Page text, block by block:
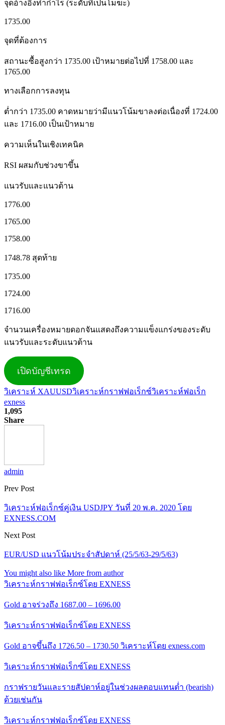
จุดอ้างอิงทำกำไร (ระดับที่เป็นโมฆะ)
1735.00
จุดที่ต้องการ
สถานะซื้อสูงกว่า 1735.00 เป้าหมายต่อไปที่ 1758.00 และ
1765.00
ทางเลือกการลงทุน
ต่ำกว่า 1735.00 คาดหมายว่ามีแนวโน้มขาลงต่อเนื่องที่ 1724.00
และ 1716.00 เป็นเป้าหมาย
ความเห็นในเชิงเทคนิค
RSI ผสมกับช่วงขาขึ้น
แนวรับและแนวต้าน
1776.00
1765.00
1758.00
1748.78 สุดท้าย
1735.00
1724.00
1716.00
จำนวนเครื่องหมายดอกจันแสดงถึงความแข็งแกร่งของระดับ
แนวรับและระดับแนวต้าน
เปิดบัญชีเทรด
วิเคราะห์ XAUUSDวิเคราะห์กราฟฟอเร็กซ์วิเคราะห์ฟอเร็ก
exness
1,095
Share
admin
Prev Post
วิเคราะห์ฟอเร็กซ์คู่เงิน USDJPY วันที่ 20 พ.ค. 2020 โดย
EXNESS.COM
Next Post
EUR/USD แนวโน้มประจำสัปดาห์ (25/5/63-29/5/63)
You might also like More from author
วิเคราะห์กราฟฟอเร็กซ์โดย EXNESS
Gold อาจร่วงถึง 1687.00 – 1696.00
วิเคราะห์กราฟฟอเร็กซ์โดย EXNESS
Gold อาจขึ้นถึง 1726.50 – 1730.50 วิเคราะห์โดย exness.com
วิเคราะห์กราฟฟอเร็กซ์โดย EXNESS
กราฟรายวันและรายสัปดาห์อยู่ในช่วงผลตอบแทนต่ำ (bearish)
ด้วยเช่นกัน
วิเคราะห์กราฟฟอเร็กซ์โดย EXNESS